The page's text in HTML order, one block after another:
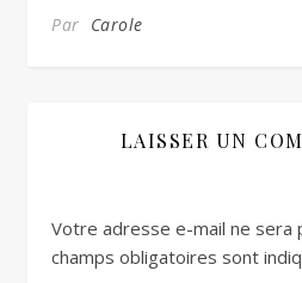
Par Carole
LAISSER UN
Votre adresse e-mail ne sera
champs obligatoires sont